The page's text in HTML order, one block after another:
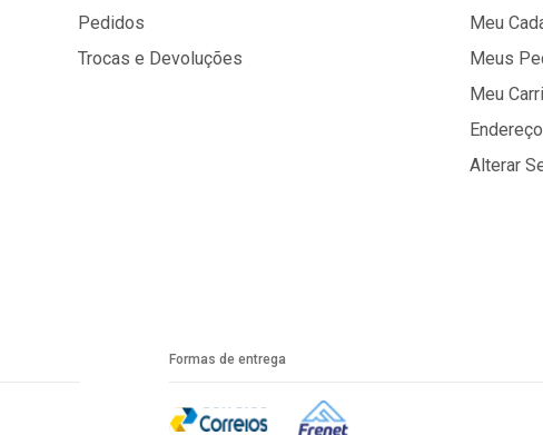
Pedidos
Trocas e Devoluções
Meu
Meus
Meu
Alterar
Formas de entrega